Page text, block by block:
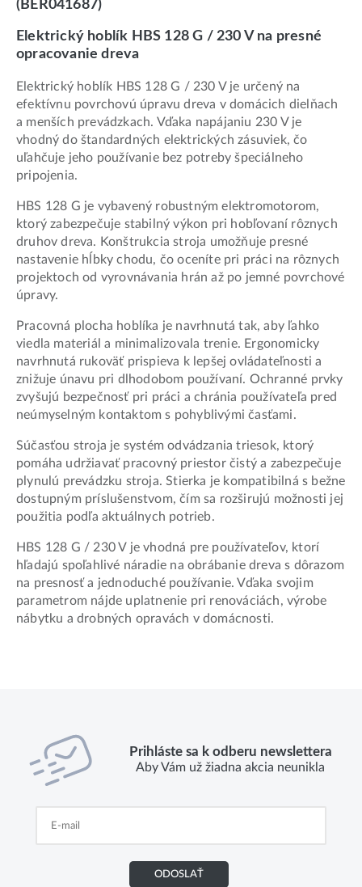
(BER041687)
Elektrický hoblík HBS 128 G / 230 V na presné
opracovanie dreva
Elektrický hoblík HBS 128 G / 230 V je určený na
efektívnu povrchovú úpravu dreva v domácich dielňach
a menších prevádzkach. Vďaka napájaniu 230 V je
vhodný do štandardných elektrických zásuviek, čo
uľahčuje jeho používanie bez potreby špeciálneho
pripojenia.
HBS 128 G je vybavený robustným elektromotorom,
ktorý zabezpečuje stabilný výkon pri hobľovaní rôznych
druhov dreva. Konštrukcia stroja umožňuje presné
nastavenie hĺbky chodu, čo oceníte pri práci na rôznych
projektoch od vyrovnávania hrán až po jemné povrchové
úpravy.
Pracovná plocha hoblíka je navrhnutá tak, aby ľahko
viedla materiál a minimalizovala trenie. Ergonomicky
navrhnutá rukoväť prispieva k lepšej ovládateľnosti a
znižuje únavu pri dlhodobom používaní. Ochranné prvky
zvyšujú bezpečnosť pri práci a chránia používateľa pred
neúmyselným kontaktom s pohyblivými časťami.
Súčasťou stroja je systém odvádzania triesok, ktorý
pomáha udržiavať pracovný priestor čistý a zabezpečuje
plynulú prevádzku stroja. Stierka je kompatibilná s bežne
dostupným príslušenstvom, čím sa rozširujú možnosti jej
použitia podľa aktuálnych potrieb.
HBS 128 G / 230 V je vhodná pre používateľov, ktorí
hľadajú spoľahlivé náradie na obrábanie dreva s dôrazom
na presnosť a jednoduché používanie. Vďaka svojim
parametrom nájde uplatnenie pri renováciách, výrobe
nábytku a drobných opravách v domácnosti.
Prihláste sa k odberu newslettera
Aby Vám už žiadna akcia neunikla
ODOSLAŤ